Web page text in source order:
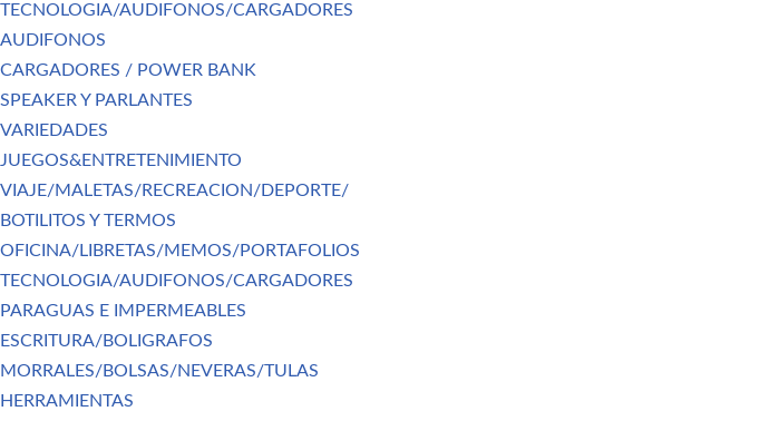
TECNOLOGIA/AUDIFONOS/CARGADORES
AUDIFONOS
CARGADORES / POWER BANK
SPEAKER Y PARLANTES
VARIEDADES
JUEGOS&ENTRETENIMIENTO
VIAJE/MALETAS/RECREACION/DEPORTE/
BOTILITOS Y TERMOS
OFICINA/LIBRETAS/MEMOS/PORTAFOLIOS
TECNOLOGIA/AUDIFONOS/CARGADORES
PARAGUAS E IMPERMEABLES
ESCRITURA/BOLIGRAFOS
MORRALES/BOLSAS/NEVERAS/TULAS
HERRAMIENTAS